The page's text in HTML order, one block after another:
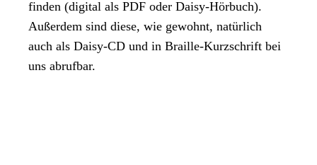
finden (digital als PDF oder Daisy-Hörbuch).
Außerdem sind diese, wie gewohnt, natürlich
auch als Daisy-CD und in Braille-Kurzschrift bei
uns abrufbar.